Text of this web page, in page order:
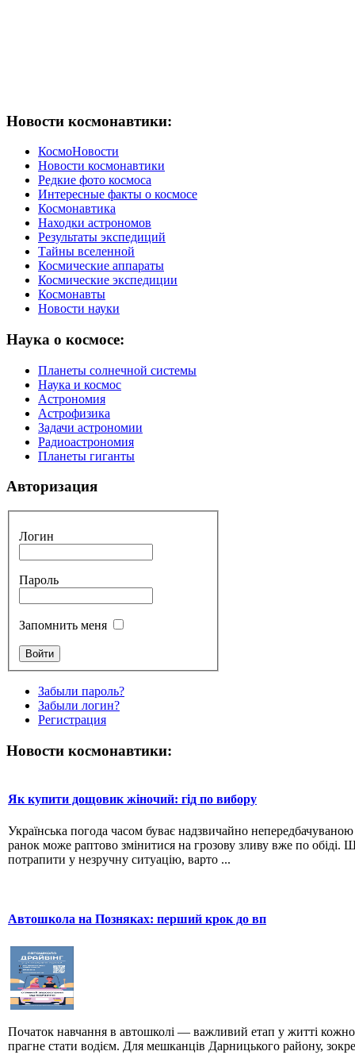
Новости космонавтики:
КосмоНовости
Новости космонавтики
Редкие фото космоса
Интересные факты о космосе
Космонавтика
Находки астрономов
Результаты экспедиций
Тайны вселенной
Космические аппараты
Космические экспедиции
Космонавты
Новости науки
Наука о космосе:
Планеты солнечной системы
Наука и космос
Астрономия
Астрофизика
Задачи астрономии
Радиоастрономия
Планеты гиганты
Авторизация
Логин
Пароль
Запомнить меня
Забыли пароль?
Забыли логин?
Регистрация
Новости космонавтики:
Як купити дощовик жіночий: гід по вибору
Українська погода часом буває надзвичайно
ранок може раптово змінитися на грозову зливу вже по обіді.
потрапити у незручну ситуацію, варто ...
Автошкола на Позняках: перший крок до вп
Початок навчання в автошколі — важливий етап у житті
прагне стати водієм. Для мешканців Дарницького району,